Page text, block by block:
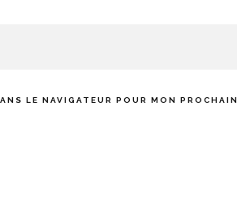
LE NAVIGATEUR POUR MON PROCHAIN